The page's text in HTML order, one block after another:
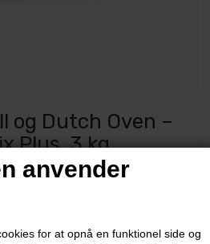
anvender
for at opnå en funktionel side og
og Dutch Oven –
Plus, 3 kg
brændetid.